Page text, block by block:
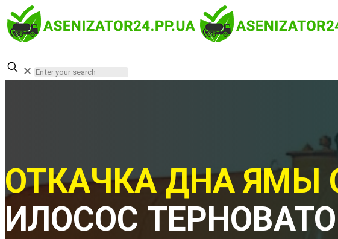
✕
ОТКАЧКА ДНА ЯМЫ
ИЛОСОС